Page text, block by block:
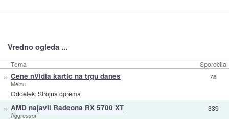
Vredno ogleda ...
Tema Sporočila
» Cene nVidia kartic na trgu danes
Meizu
Oddelek:Strojna oprema
78
» AMD najavil Radeona RX 5700 XT
Aggressor
339